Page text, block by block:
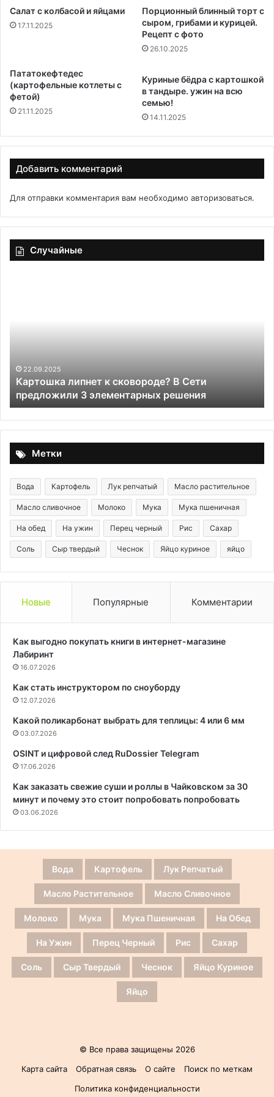
Салат с колбасой и яйцами
17.11.2025
Порционный блинный торт с
сыром, грибами и курицей.
Рецепт с фото
26.10.2025
Пататокефтедес
(картофельные котлеты с
фетой)
21.11.2025
Куриные бёдра с картошкой
в тандыре. ужин на всю
семью!
14.11.2025
Добавить комментарий
Для отправки комментария вам необходимо авторизоваться.
Случайные
Сети
29.05.2020
Десерт «Сочные дольки»
Метки
Вода Картофель Лук репчатый Масло растительное
Масло сливочное Молоко Мука Мука пшеничная
На обед На ужин Перец черный Рис Сахар
Соль Сыр твердый Чеснок Яйцо куриное яйцо
Новые Популярные Комментарии
Как выгодно покупать книги в интернет-магазине
Лабиринт
16.07.2026
Как стать инструктором по сноуборду
12.07.2026
Какой поликарбонат выбрать для теплицы: 4 или 6 мм
03.07.2026
OSINT и цифровой след RuDossier Telegram
17.06.2026
Как заказать свежие суши и роллы в Чайковском за 30
минут и почему это стоит попробовать попробовать
03.06.2026
Вода Картофель Лук Репчатый
Масло Растительное Масло Сливочное
Молоко Мука Мука Пшеничная На Обед
На Ужин Перец Черный Рис Сахар
Соль Сыр Твердый Чеснок Яйцо Куриное
Яйцо
© Все права защищены 2026
Карта сайта
Обратная связь О сайте
Поиск по меткам
Политика конфиденциальности